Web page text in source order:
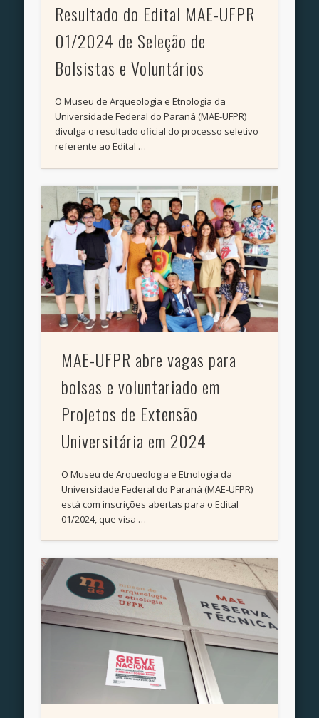
Resultado do Edital MAE-UFPR
01/2024 de Seleção de
Bolsistas e Voluntários
O Museu de Arqueologia e Etnologia da
Universidade Federal do Paraná (MAE-UFPR)
divulga o resultado oficial do processo seletivo
referente ao Edital …
MAE-UFPR abre vagas para
bolsas e voluntariado em
Projetos de Extensão
Universitária em 2024
O Museu de Arqueologia e Etnologia da
Universidade Federal do Paraná (MAE-UFPR)
está com inscrições abertas para o Edital
01/2024, que visa …